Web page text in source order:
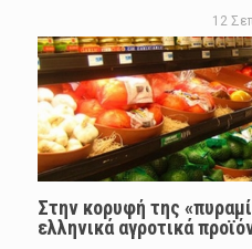
12
Στην κορυφή της
ελληνικά αγροτικά